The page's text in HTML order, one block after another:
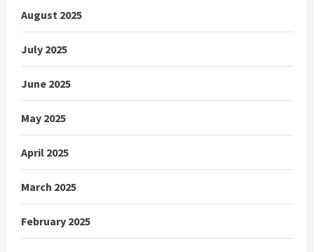
August 2025
July 2025
June 2025
May 2025
April 2025
March 2025
February 2025